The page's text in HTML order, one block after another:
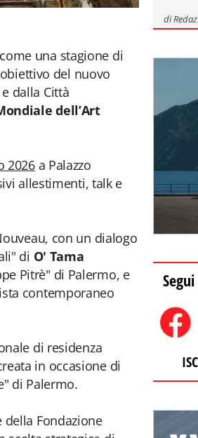
una stagione di
del nuovo
dalla Città
dell’Art
2026a Palazzo
allestimenti, talk e
con un dialogo
di O' Tama
Pitrè" di Palermo, e
contemporaneo
di residenza
in occasione di
di Palermo.
Fondazione
di